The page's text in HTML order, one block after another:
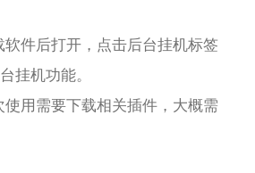
件后打开，点击后台挂机标签
挂机功能。
用需要下载相关插件，大概需